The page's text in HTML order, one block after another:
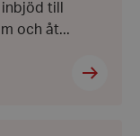
till
och åt...